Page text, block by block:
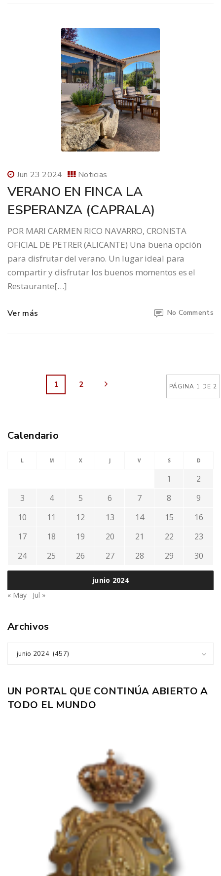
Jun 23 2024 Noticias
VERANO EN FINCA LA
ESPERANZA (CAPRALA)
POR MARI CARMEN RICO NAVARRO, CRONISTA
OFICIAL DE PETRER (ALICANTE) Una buena opción
para disfrutar del verano. Un lugar ideal para
compartir y disfrutar los buenos momentos es el
Restaurante[…]
Ver más No Comments
PÁGINA 1 DE 2
1 2
Calendario
junio 2024
L M X J V S D
1
2
3
4 5 6 7 8
9
10
11 12 13 14 15
16
17
18 19 20 21 22
23
24
25 26 27 28 29 30
« May Jul »
Archivos
junio 2024 (457)
UN PORTAL QUE CONTINÚA ABIERTO A
TODO EL MUNDO